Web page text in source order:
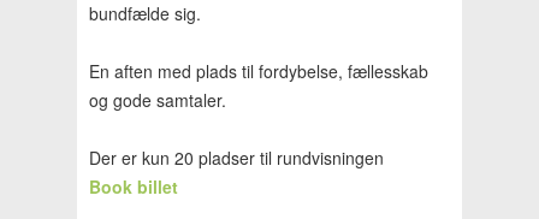
bundfælde sig.
En aften med plads til fordybelse, fællesskab
og gode samtaler.
Der er kun 20 pladser til rundvisningen
Book billet